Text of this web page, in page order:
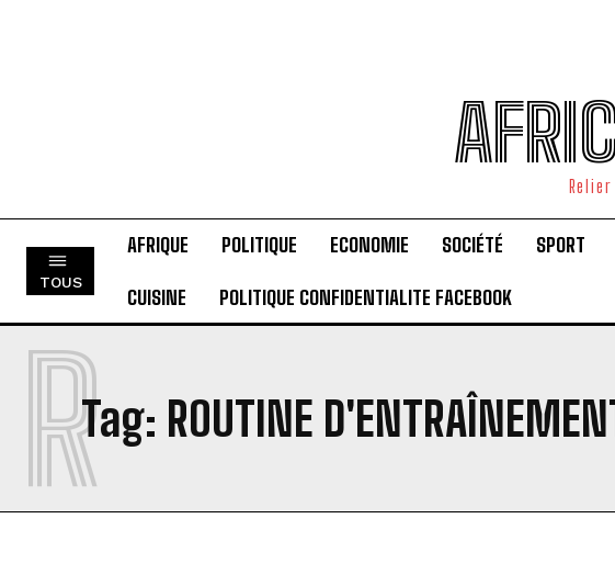
TOUS
AFRIQUE POLITIQUE ECONOMIE SOCIÉTÉ SPORT
CUISINE POLITIQUE CONFIDENTIALITE FACEBOOK
Tag: ROUTINE
R